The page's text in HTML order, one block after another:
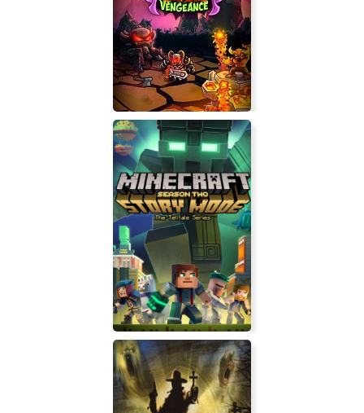
Truck the System
Kingdom Rush Vengeance